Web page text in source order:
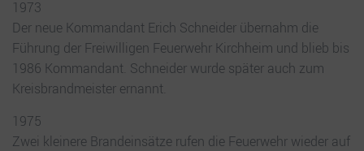
1973
Der neue Kommandant Erich Schneider übernahm die
Führung der Freiwilligen Feuerwehr Kirchheim und blieb bis
1986 Kommandant. Schneider wurde später auch zum
Kreisbrandmeister ernannt.
1975
Zwei kleinere Brandeinsätze rufen die Feuerwehr wieder auf